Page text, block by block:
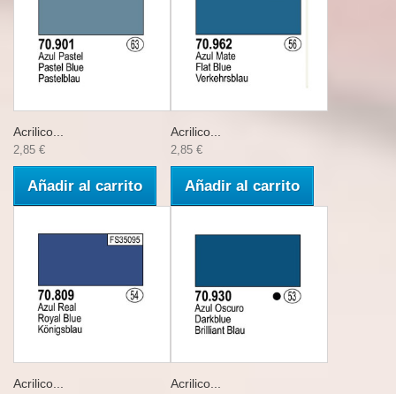
Acrilico...
2,85 €
Añadir al carrito
Acrilico...
2,85 €
Añadir al carrito
Acrilico... Acrilico...